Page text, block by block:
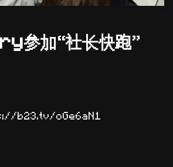
参加“社长快跑”
b23.tv/oGe6aN1